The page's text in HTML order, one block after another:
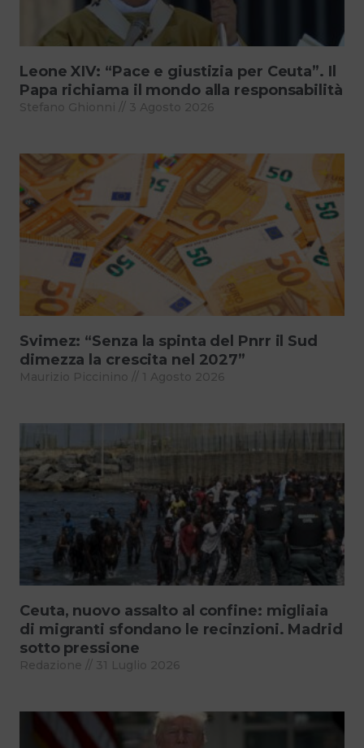
Leone XIV: “Pace e giustizia per Ceuta”. Il
Papa richiama il mondo alla responsabilità
Stefano Ghionni 3 Agosto 2026
Svimez: “Senza la spinta del Pnrr il Sud
dimezza la crescita nel 2027”
Maurizio Piccinino 1 Agosto 2026
Ceuta, nuovo assalto al confine: migliaia
di migranti sfondano le recinzioni. Madrid
sotto pressione
Redazione 31 Luglio 2026